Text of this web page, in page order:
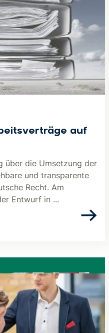
auf
über die Umsetzung der
und transparente
Recht. Am
Entwurf in ...